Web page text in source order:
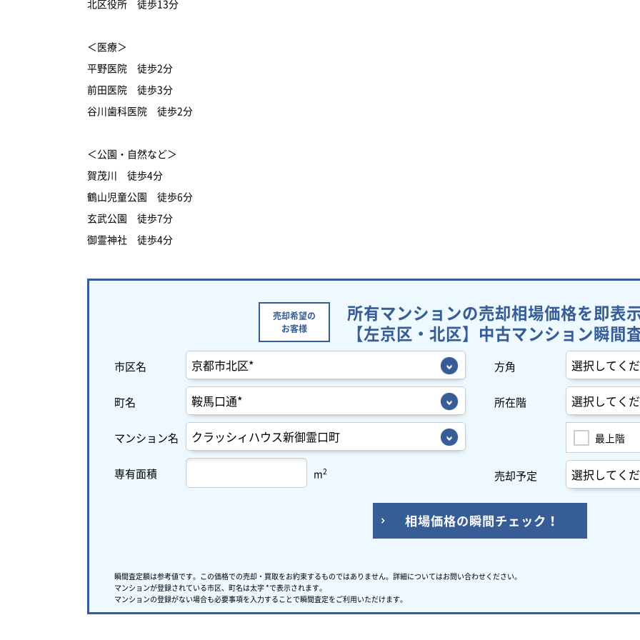
北区役所 徒歩13分
＜医療＞
平野医院 徒歩2分
前田医院 徒歩3分
谷川歯科医院 徒歩2分
＜公園・自然など＞
賀茂川 徒歩4分
鶴山児童公園 徒歩6分
玄武公園 徒歩7分
御霊神社 徒歩4分
売却希望の
お客様
所有マンションの売却相場価格を即表
【左京区・北区】中古マンション瞬間
市区名
町名
マンション名
専有面積 m2
方角
所在階
最上階
売却予定
相場価格の瞬間チェック！
瞬間査定額は参考値です。この価格での売却・買取をお約束するものではありません。 詳細についてはお問い合わせください。
マンションが登録されている市区、町名は太字 *で表示されます。
マンションの登録がない場合も必要事項を入力することで瞬間査定をご利用いただけます。